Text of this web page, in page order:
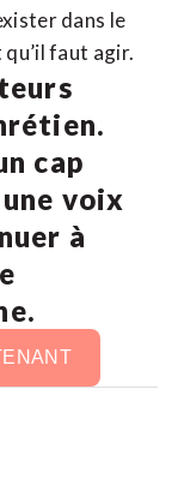
dans le
faut agir.
cap
voix
à